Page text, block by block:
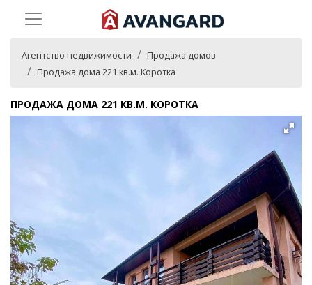
Агентство недвижимости
Продажа домов
Продажа дома 221 кв.м. Коротка
ПРОДАЖА ДОМА 221 КВ.М. КОРОТКА